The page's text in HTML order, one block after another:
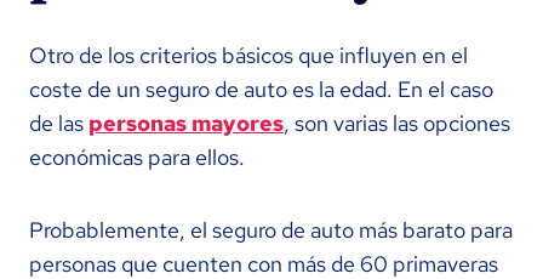
Otro de los criterios básicos que influyen en el
coste de un seguro de auto es la edad. En el caso
de las personas mayores, son varias las opciones
económicas para ellos.
Probablemente, el seguro de auto más barato para
personas que cuenten con más de 60 primaveras